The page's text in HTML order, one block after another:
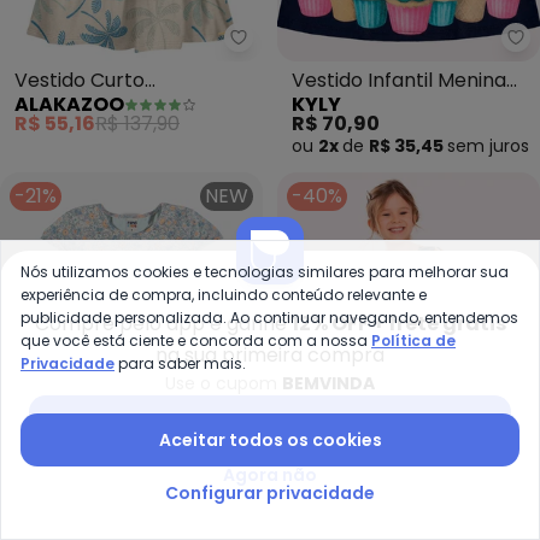
Alakazoo - Vestido Curto
Vestido Curto
Estampado de Mangas
Curtas (Azul)
ALAKAZOO
R$ 55,16R$ 137,90
Vestido Infantil Menina
Coelhinho (Azul)
KYLY
R$ 70,90
ou 2x de R$ 35,45 sem juros
-21% NEW -40%
Compre pelo app e ganhe12% OFF + frete grátis
na sua primeira compra
Nós utilizamos cookies e tecnologias similares para melhorar sua
experiência de compra, incluindo conteúdo relevante e
publicidade personalizada. Ao continuar navegando, entendemos
que você está ciente e concorda com a nossa Política de
Privacidadepara saber mais.
Aceitar todos os cookies
Configurar privacidade